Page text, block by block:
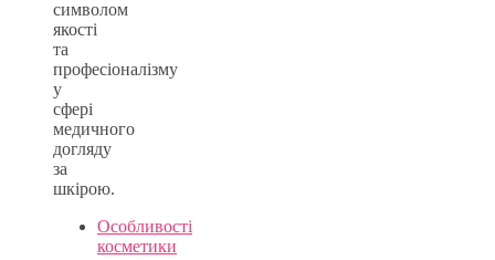
символом
якості
та
професіоналізму
у
сфері
медичного
догляду
за
шкірою.
Особливості
косметики